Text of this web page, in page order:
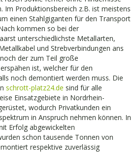
Im Produktionsbereich z.B. ist meistens
einen Stahlgiganten für den Transport
kommen so bei der
unterschiedlichste Metallarten,
und Strebverbindungen ans
der zum Teil große
ist, welcher für den
noch demontiert werden muss. Die
schrott-platz24.de sind für alle
Einsatzgebiete in Nordrhein-
wodurch Privatkunden ein
in Anspruch nehmen können. In
Erfolg abgewickelten
schon tausende Tonnen von
respektive zuverlässig